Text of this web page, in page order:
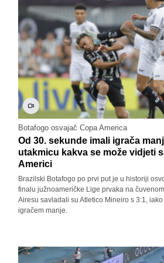
Botafogo osvajač Copa America
Od 30. sekunde imali igrača
utakmicu kakva se može vidjeti
Americi
Brazilski Botafogo po prvi put je u historiji
finalu južnoameričke Lige prvaka na
Airesu savladali su Atletico Mineiro s 3:1,
igračem manje.